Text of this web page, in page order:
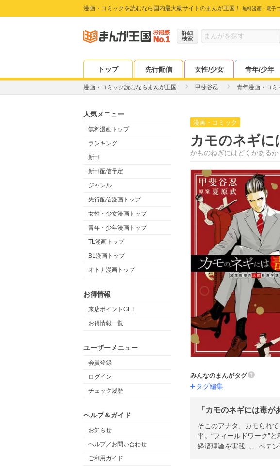
漫画・コミックを読むなら国内最大級サイトのまんが王国！ 無料漫画・電子
詳細
検索
トップ 先行配信 女性/少女 青年/少年
漫画・コミック読むならまんが王国 甲斐谷忍 青年漫画・コミ
人気メニュー
無料漫画トップ
ランキング
新刊
新刊配信予定
ジャンル
先行配信漫画トップ
女性・少女漫画トップ
青年・少年漫画トップ
TL漫画トップ
BL漫画トップ
オトナ漫画トップ
お得情報
来店ポイントGET
お得情報一覧
ユーザーメニュー
会員登録
ログイン
チェック履歴
ヘルプ＆ガイド
お知らせ
ヘルプ／お問い合わせ
ご利用ガイド
漫画・コミック
カモのネギに
かものねぎにはどくがある
みんなのまんがタグ
タグ編集
「カモのネギには毒
そこのアナタ、カモられ
平。“フィールドワーク”
経済理論を実践し、ペテ